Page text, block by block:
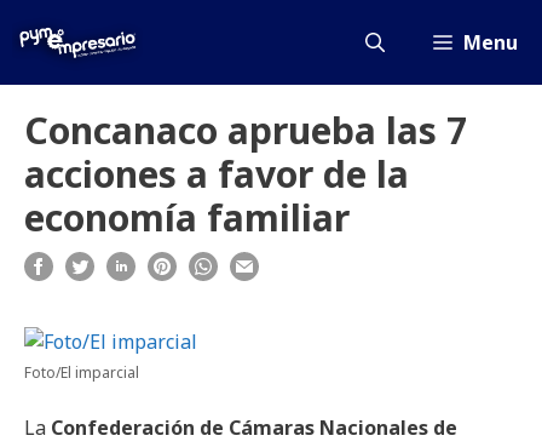
Menu
Concanaco aprueba las 7
acciones a favor de la
economía familiar
Foto/El imparcial
La Confederación de Cámaras Nacionales de